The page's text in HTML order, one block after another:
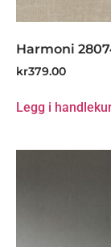
Harmoni
kr379.00
Legg i